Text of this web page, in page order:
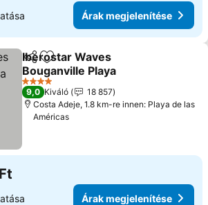
Árak megjelenítése
MegosztásHozzáadás a kedvencekhez
Iberostar Waves
Bouganville Playa
4 Kategória
9,0 Kiváló
18 857
Costa Adeje, 1.8 km-re innen: Playa de las
Américas
Árak megjelenítése